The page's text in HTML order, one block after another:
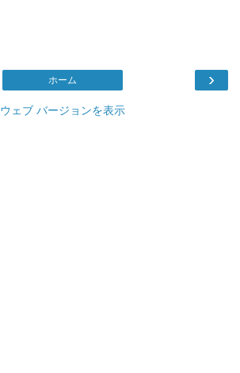
›
ホーム
ウェブ バージョンを表示